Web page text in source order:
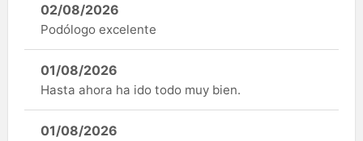
02/08/2026
Podólogo excelente
01/08/2026
Hasta ahora ha ido todo muy bien.
01/08/2026